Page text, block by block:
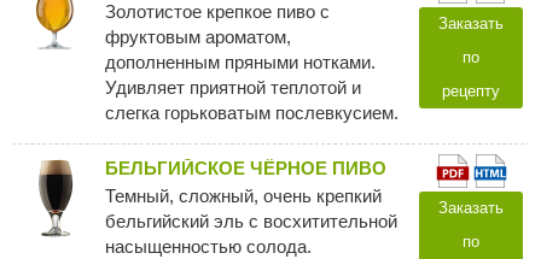
Золотистое крепкое пиво с
фруктовым ароматом,
дополненным пряными нотками.
Удивляет приятной теплотой и
слегка горьковатым послевкусием.
Заказать
по
рецепту
БЕЛЬГИЙСКОЕ ЧЁРНОЕ ПИВО
Темный, сложный, очень крепкий
бельгийский эль с восхитительной
насыщенностью солода.
Заказать
по